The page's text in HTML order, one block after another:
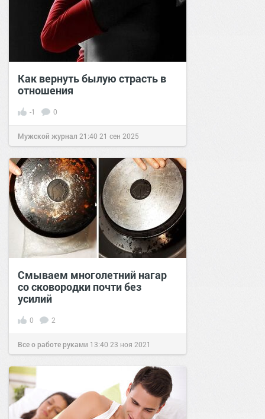
Как вернуть былую страсть в
отношения
-1 0
Мужской журнал 21:40 21 сен 2025
Смываем многолетний нагар
со сковородки почти без
усилий
0 2
Все о работе руками 13:40 23 ноя 2021